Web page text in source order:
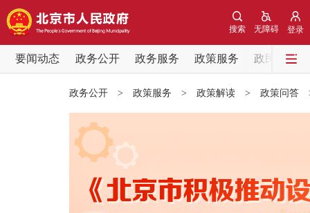
登录
无障碍
搜索
要闻动态 政务公开 政务服务 政策服务
政民互动
党中央精神
北京要闻
各区热点
政务公开 > 政策服务 > 政策解读 > 政策问答